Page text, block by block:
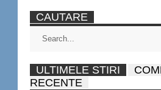
CAUTARE
ULTIMELE STIRI
RECENTE